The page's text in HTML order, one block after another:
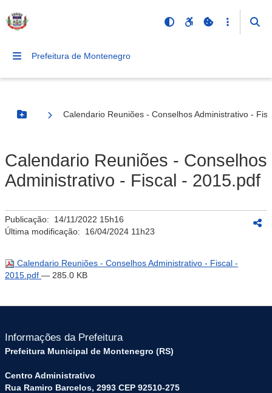
Prefeitura de Montenegro
Botão Menu
Calendario Reuniões - Conselhos Administrativo -
Calendario Reuniões - Conselhos
Administrativo - Fiscal - 2015.pdf
Publicação: 14/11/2022 15h16
Última modificação: 16/04/2024 11h23
Calendario Reuniões - Conselhos Administrativo - Fiscal -
2015.pdf — 285.0 KB
Informações da Prefeitura
Prefeitura Municipal de Montenegro (RS)
Centro Administrativo
Rua Ramiro Barcelos, 2993 CEP 92510-275